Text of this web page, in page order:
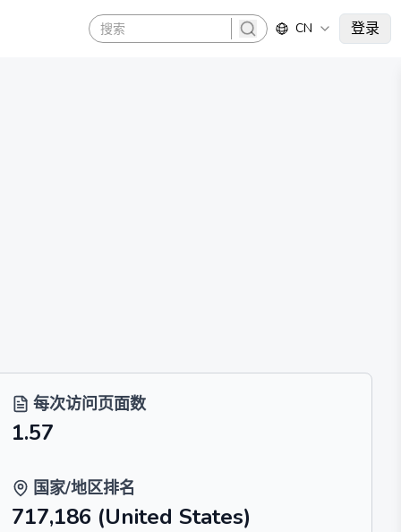
search
CN 登录
每次访问页面数
1.57
国家/地区排名
717,186 (United States)